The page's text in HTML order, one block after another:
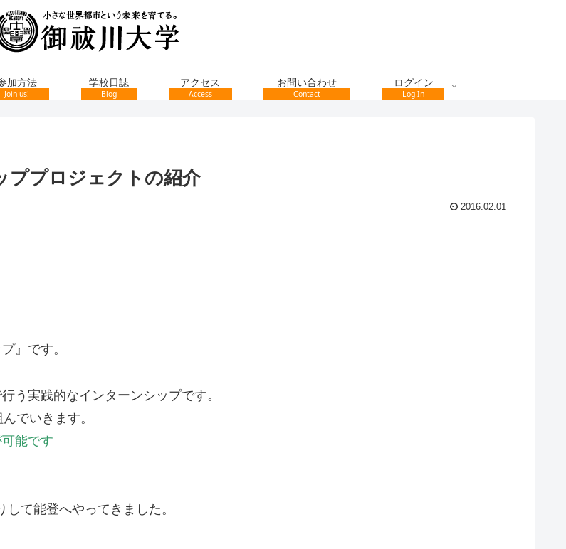
加方法
Join us!
学校日誌
Blog
アクセス
Access
お問い合わせ
Contact
ログイン
Log In
ププロジェクトの紹介
2016.02.01
』です。
う実践的なインターンシップです。
でいきます。
能です
て能登へやってきました。